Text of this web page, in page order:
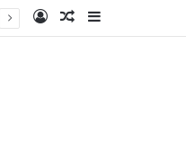
Log InArtigo Aleatório
Sidebar